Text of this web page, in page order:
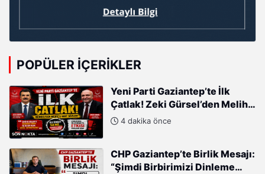
POPÜLER İÇERIKLER
Yeni Parti Gaziantep’te İlk
Çatlak! Zeki Gürsel’den Melih
Meriç’e Sert Tepki
4 dakika önce
CHP Gaziantep’te Birlik Mesajı:
“Şimdi Birbirimizi Dinleme